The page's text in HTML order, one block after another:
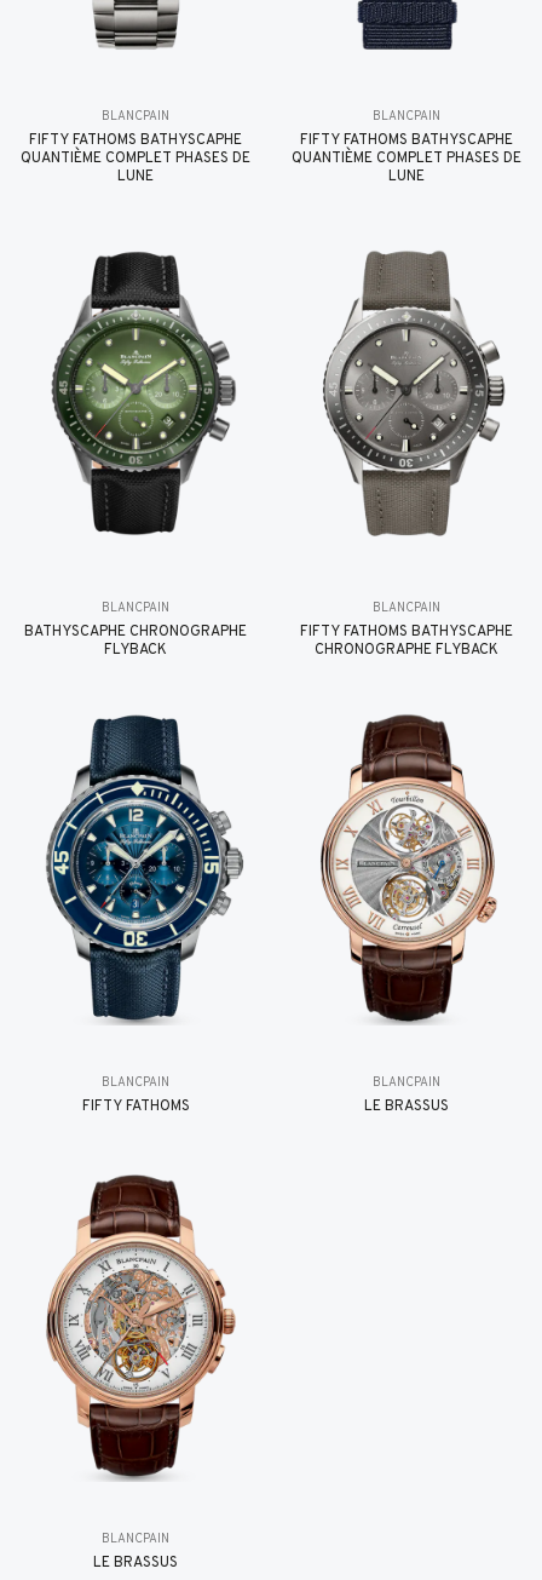
BLANCPAIN
FIFTY FATHOMS BATHYSCAPHE
QUANTIÈME COMPLET PHASES DE
LUNE
BLANCPAIN
FIFTY FATHOMS BATHYSCAPHE
QUANTIÈME COMPLET PHASES DE
LUNE
BLANCPAIN
BATHYSCAPHE CHRONOGRAPHE
FLYBACK
BLANCPAIN
FIFTY FATHOMS BATHYSCAPHE
CHRONOGRAPHE FLYBACK
BLANCPAIN
FIFTY FATHOMS
BLANCPAIN
LE BRASSUS
BLANCPAIN
LE BRASSUS